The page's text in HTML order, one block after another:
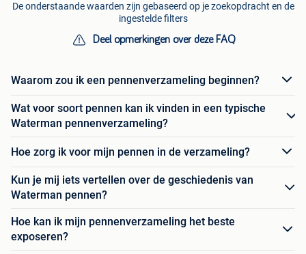
De onderstaande waarden zijn gebaseerd op je zoekopdracht en de
ingestelde filters
Deel opmerkingen over deze FAQ
Waarom zou ik een pennenverzameling beginnen?
Wat voor soort pennen kan ik vinden in een typische
Waterman pennenverzameling?
Hoe zorg ik voor mijn pennen in de verzameling?
Kun je mij iets vertellen over de geschiedenis van
Waterman pennen?
Hoe kan ik mijn pennenverzameling het beste
exposeren?